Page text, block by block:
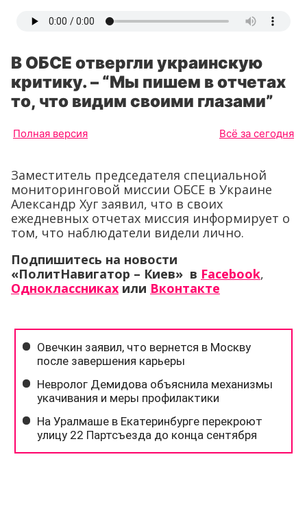
В ОБСЕ отвергли украинскую
критику. – “Мы пишем в отчетах
то, что видим своими глазами”
Полная версия Всё за сегодня
Заместитель председателя специальной
мониторинговой миссии ОБСЕ в Украине
Александр Хуг заявил, что в своих
ежедневных отчетах миссия информирует о
том, что наблюдатели видели лично.
Подпишитесь на новости
«ПолитНавигатор – Киев» в Facebook,
Одноклассниках или Вконтакте